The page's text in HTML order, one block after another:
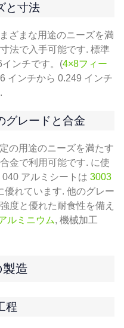
と寸法
ざまな用途のニーズを満
法で入手可能です. 標準
ンチです。(4×8フィー
インチから 0.249 インチ
グレードと合金
の用途のニーズを満たす
金で利用可能です. に使
アルミシートは 3003
優れています. 他のグレー
度と優れた耐食性を備え
ルミニウム, 機械加工
造
程